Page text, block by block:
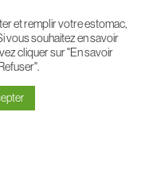
et remplir votre estomac,
vous souhaitez en savoir
cliquer sur "En savoir